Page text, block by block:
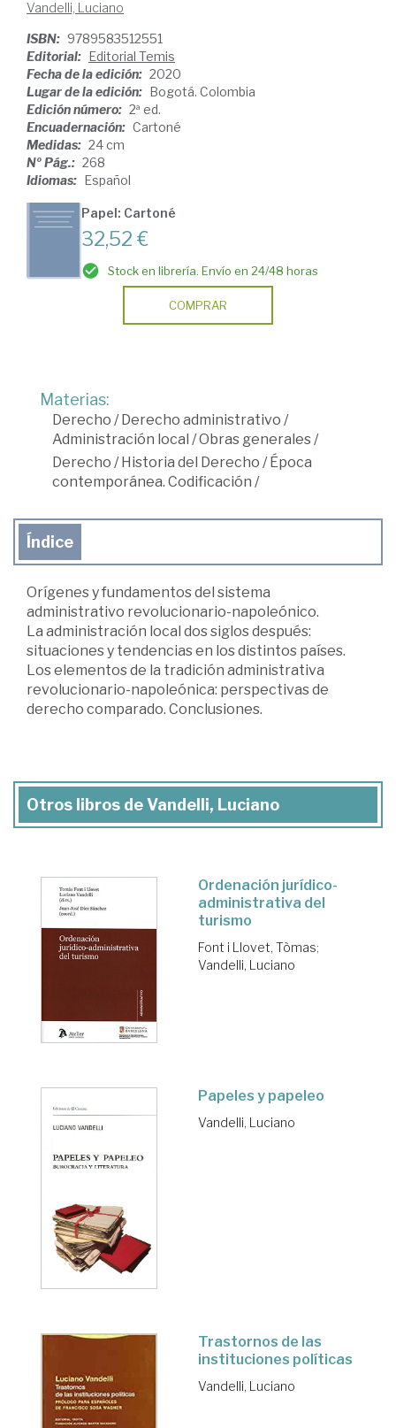
Vandelli, Luciano
ISBN: 9789583512551
Editorial: Editorial Temis
Fecha de la edición: 2020
Lugar de la edición: Bogotá. Colombia
Edición número: 2ª ed.
Encuadernación: Cartoné
Medidas: 24 cm
Nº Pág.: 268
Idiomas: Español
Papel: Cartoné
32,52 €
Stock en librería. Envío en 24/48 horas
COMPRAR
Materias:
Derecho /Derecho administrativo /
Administración local /Obras generales/
Derecho /Historia del Derecho /Época
contemporánea. Codificación /
Índice
Orígenes y fundamentos del sistema
administrativo revolucionario-napoleónico.
La administración local dos siglos después:
situaciones y tendencias en los distintos países.
Los elementos de la tradición administrativa
revolucionario-napoleónica: perspectivas de
derecho comparado. Conclusiones.
Otros libros de Vandelli, Luciano
Ordenación jurídico-
administrativa del
turismo
Font i Llovet, Tòmas;
Vandelli, Luciano
Papeles y papeleo
Vandelli, Luciano
Trastornos de las
instituciones políticas
Vandelli, Luciano